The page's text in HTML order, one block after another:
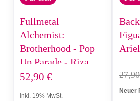
Fullmetal
Alchemist:
Brotherhood - Pop
Up Parade - Riza
Hawkeye - 16 cm
52,90 €
inkl. 19% MwSt.
Neuer